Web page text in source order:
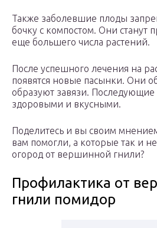
Также заболевшие плоды
бочку с компостом. Они станут
еще большего числа растений.
После успешного лечения на
появятся новые пасынки. Они
образуют завязи. Последующие
здоровыми и вкусными.
Поделитесь и вы своим
вам помогли, а которые так и
огород от вершинной гнили?
Профилактика от
гнили помидор